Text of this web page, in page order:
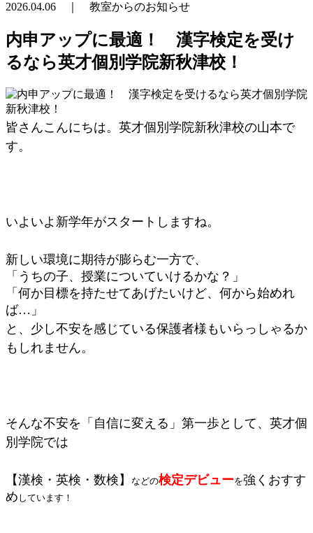
2026.04.06 ｜ 教室からのお知らせ
内申アップに最適！ 漢字検定を受け
るなら英才個別学院新秋津校！
皆さんこんにちは。英才個別学院新秋津校の山本で
す。
いよいよ新学年がスタートしますね。
新しい環境に期待が膨らむ一方で、
「うちの子、授業についていけるかな？」
「何か目標を持たせてあげたいけど、何から始めれ
ば…」
と、少し不安を感じている保護者様もいらっしゃるか
もしれません。
そんな不安を「自信に変える」第一歩として、英才個
別学院では
【漢検・英検・数検】 などの検定デビューを強くおすす
め しています！